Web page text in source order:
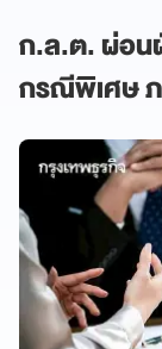
ก.ล.ต. ผ่อน
กรณีพิเศษ ภ